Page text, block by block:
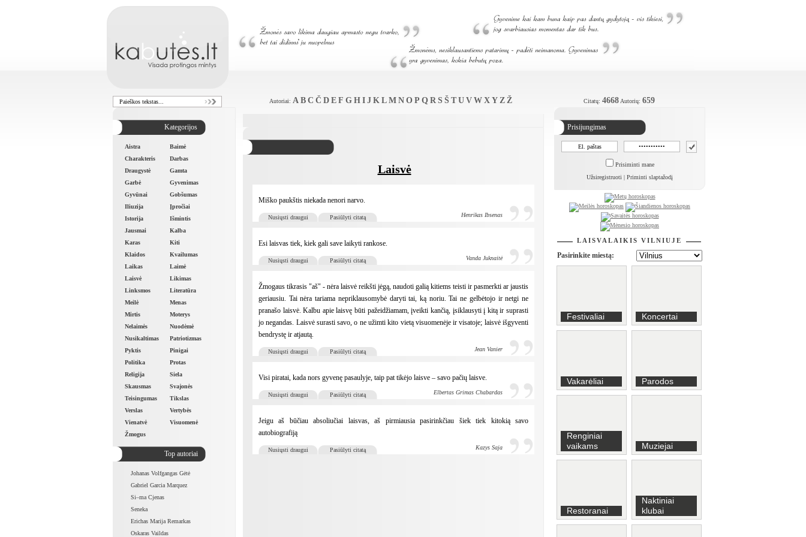
Autoriai: A B C Č D E F G H I J K L M N O P Q R S Š T U V W X Y Z Ž Citatų: 4668Autorių: 659
Prisijungimas
Prisiminti mane
Užsiregistruoti | Priminti slaptažodį
LAISVALAIKIS VILNIUJE
Pasirinkite miestą:
Festivaliai Koncertai
Vakarėliai Parodos
Renginiai
vaikams
Muziejai
Restoranai
Naktiniai
klubai
Kategorijos
Aistra
Baimė
Charakteris
Darbas
Draugystė
Gamta
Garbė
Gyvenimas
Gyvūnai
Gobšumas
Iliuzija
Įpročiai
Istorija
Išmintis
Jausmai
Kalba
Karas
Kiti
Klaidos
Kvailumas
Laikas
Laimė
Laisvė
Likimas
Linksmos
Literatūra
Meilė
Menas
Mirtis
Moterys
Nelaimės
Nuodėmė
Nusikaltimas
Patriotizmas
Pyktis
Pinigai
Politika
Protas
Religija
Siela
Skausmas
Svajonės
Teisingumas
Tikslas
Verslas
Vertybės
Vienatvė
Visuomenė
Žmogus
Top autoriai
Johanas Volfgangas Gėtė
Gabriel Garcia Marquez
Si–ma Cjenas
Seneka
Erichas Marija Remarkas
Oskaras Vaildas
Laisvė
Miško paukštis niekada nenori narvo.
Nusiųsti draugui Pasiūlyti citatą Henrikas Ibsenas
Esi laisvas tiek, kiek gali save laikyti rankose.
Nusiųsti draugui Pasiūlyti citatą Vanda Juknaitė
Žmogaus tikrasis "aš" - nėra laisvė reikšti jėgą, naudoti galią kitiems teisti ir pasmerkti ar jaustis
geriausiu. Tai nėra tariama nepriklausomybė daryti tai, ką noriu. Tai ne gelbėtojo ir netgi ne
pranašo laisvė. Kalbu apie laisvę būti pažeidžiamam, įveikti kančią, įsiklausyti į kitą ir suprasti
jo negandas. Laisvė surasti savo, o ne užimti kito vietą visuomenėje ir visatoje; laisvė išgyventi
bendrystę ir atjautą.
Nusiųsti draugui Pasiūlyti citatą Jean Vanier
Visi piratai, kada nors gyvenę pasaulyje, taip pat tikėjo laisve – savo pačių laisve.
Nusiųsti draugui Pasiūlyti citatą Elbertas Grimas Chabardas
Jeigu aš būčiau absoliučiai laisvas, aš pirmiausia pasirinkčiau šiek tiek kitokią savo
autobiografiją
Nusiųsti draugui Pasiūlyti citatą Kazys Saja